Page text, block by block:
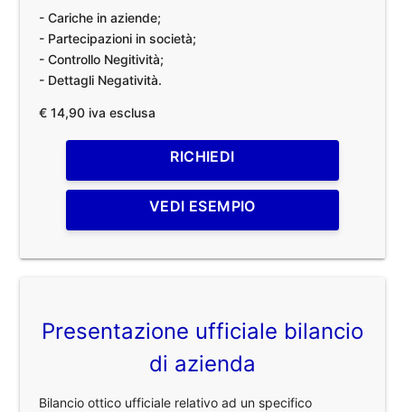
- Cariche in aziende;
- Partecipazioni in società;
- Controllo Negitività;
- Dettagli Negatività.
€ 14,90 iva esclusa
RICHIEDI
VEDI ESEMPIO
Presentazione ufficiale bilancio
di azienda
Bilancio ottico ufficiale relativo ad un specifico